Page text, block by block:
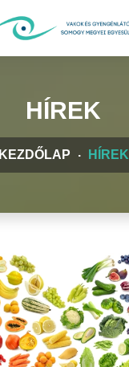
HÍREK
KEZDŐLAP HÍREK